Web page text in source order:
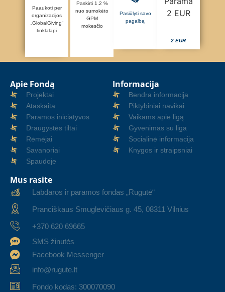
Paaukoti per
organizacijos
„GlobalGiving“
tinklalapį
Paskirti 1.2 %
nuo sumokėto
GPM
mokesčio
Pasiūlyti savo
pagalbą
2 EUR
Apie Fondą
Projektai
Ataskaita
Paramos iniciatyvos
Draugystės tiltai
Rėmėjai
Savanoriai
Spaudoje
Informacija
Bendra informacija
Piktybiniai navikai
Vaikams apie ligą
Gyvenimas su liga
Socialinė informacija
Knygos ir straipsniai
Mus rasite
Labdaros ir paramos fondas „Rugutė“
Pranciškaus Smuglevičiaus g. 45, 08311 Vilnius
+370 620 69665
SMS žinutės
Facebook Messenger
info@rugute.lt
Fondo kodas: 300070090